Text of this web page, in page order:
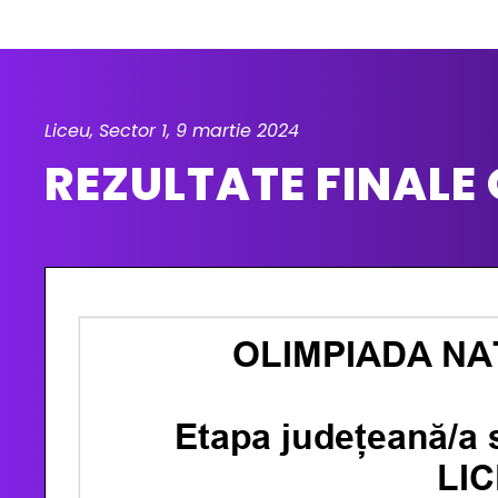
Liceu, Sector 1, 9 martie 2024
REZULTATE FINALE